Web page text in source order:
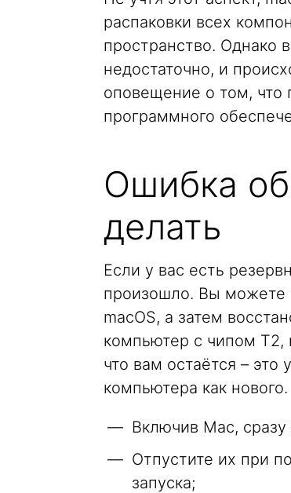
распаковки всех
пространство. Однако
недостаточно, и
оповещение о том, что
программного
Ошибка
делать
Если у вас есть
произошло. Вы можете
macOS, а затем
компьютер с чипом T2,
что вам остаётся –
компьютера как нового.
Включив Mac,
Отпустите их при
запуска;